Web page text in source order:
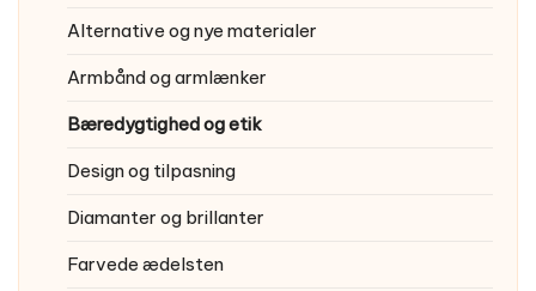
Alternative og nye materialer
Armbånd og armlænker
Bæredygtighed og etik
Design og tilpasning
Diamanter og brillanter
Farvede ædelsten